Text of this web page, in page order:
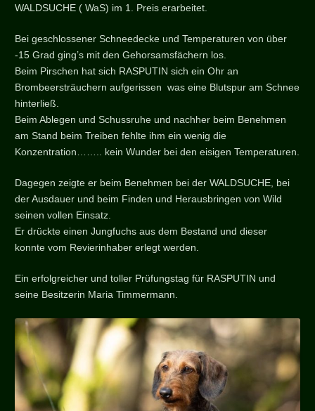
WALDSUCHE ( WaS) im 1. Preis erarbeitet.
Bei geschlossener Schneedecke und Temperaturen von über
-15 Grad ging’s mit den Gehorsamsfächern los.
Beim Pirschen hat sich RASPUTIN sich ein Ohr an
Brombeersträuchern aufgerissen was eine Blutspur am Schnee
hinterließ.
Beim Ablegen und Schussruhe und nachher beim Benehmen
am Stand beim Treiben fehlte ihm ein wenig die
Konzentration…….. kein Wunder bei den eisigen Temperaturen.
Dagegen zeigte er beim Benehmen bei der WALDSUCHE, bei
der Ausdauer und beim Finden und Herausbringen von Wild
seinen vollen Einsatz.
Er drückte einen Jungfuchs aus dem Bestand und dieser
konnte vom Revierinhaber erlegt werden.
Ein erfolgreicher und toller Prüfungstag für RASPUTIN und
seine Besitzerin Maria Timmermann.